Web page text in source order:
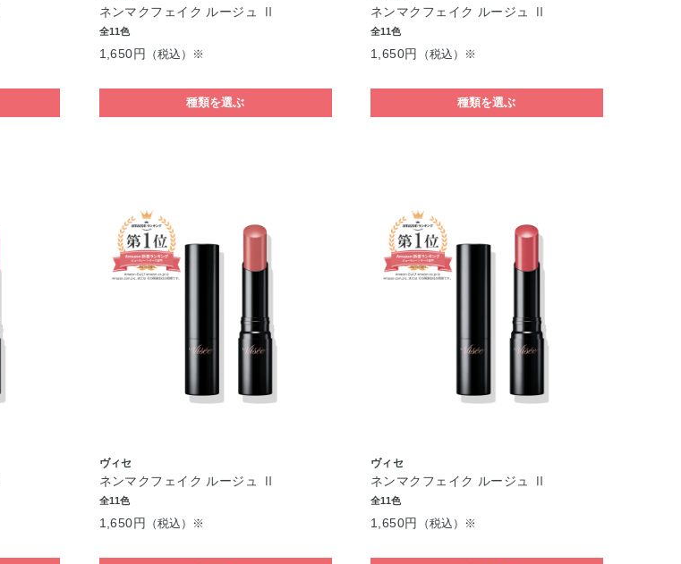
ネンマクフェイク ルージュ Ⅱ
全11色
1,650円 （税込）※
種類を選ぶ
ネンマクフェイク ルージュ Ⅱ
全11色
1,650円 （税込）※
種類を選ぶ
ヴィセ
ネンマクフェイク ルージュ Ⅱ
全11色
1,650円 （税込）※
ヴィセ
ネンマクフェイク ルージュ Ⅱ
全11色
1,650円 （税込）※